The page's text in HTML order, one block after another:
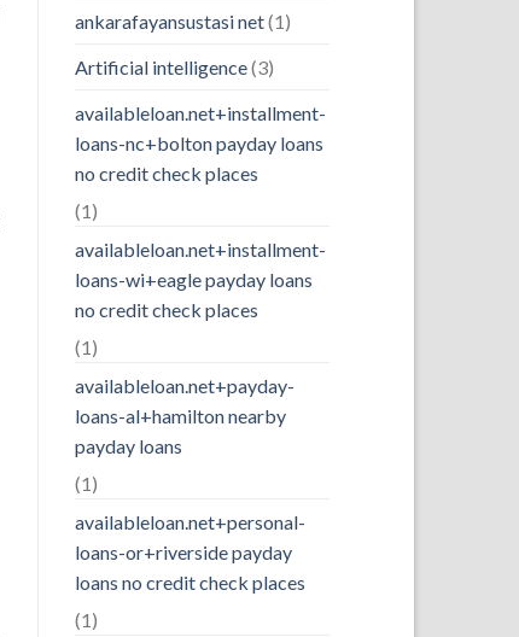
ankarafayansustasi net(1)
Artificial intelligence(3)
availableloan.net+installment-
loans-nc+bolton payday loans
no credit check places
(1)
availableloan.net+installment-
loans-wi+eagle payday loans
no credit check places
(1)
availableloan.net+payday-
loans-al+hamilton nearby
payday loans
(1)
availableloan.net+personal-
loans-or+riverside payday
loans no credit check places
(1)